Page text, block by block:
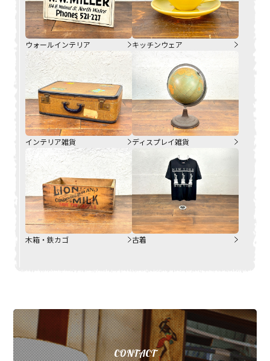
ウォールインテリア キッチンウェア
インテリア雑貨 ディスプレイ雑貨
木箱・鉄カゴ 古着
CONTACT